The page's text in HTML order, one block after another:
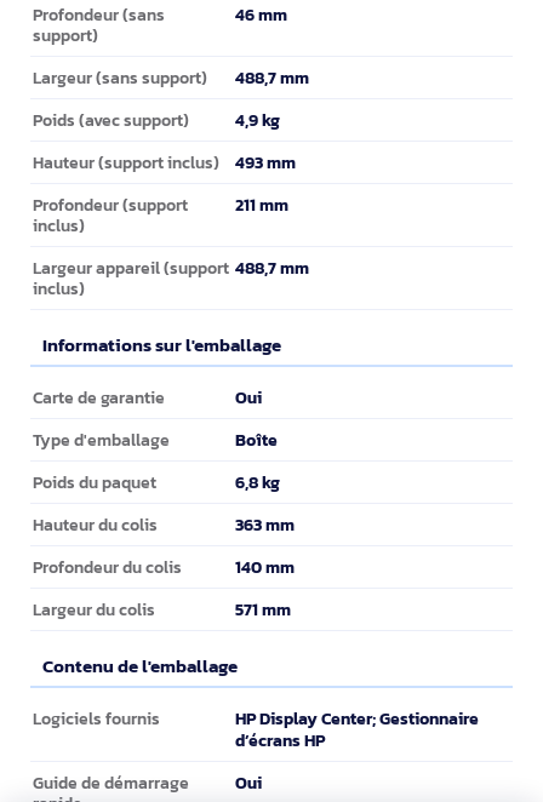
Profondeur (sans
support)
46 mm
Largeur (sans support) 488,7 mm
Poids (avec support) 4,9 kg
Hauteur (support inclus) 493 mm
Profondeur (support
inclus)
211 mm
Largeur appareil (support
inclus)
488,7 mm
Informations sur l'emballage
Informations sur l'emballage
Carte de garantie Oui
Type d'emballage Boîte
Poids du paquet 6,8 kg
Hauteur du colis 363 mm
Profondeur du colis 140 mm
Largeur du colis 571 mm
Contenu de l'emballage
Contenu de l'emballage
Logiciels fournis
HP Display Center; Gestionnaire
d’écrans HP
Guide de démarrage
Oui